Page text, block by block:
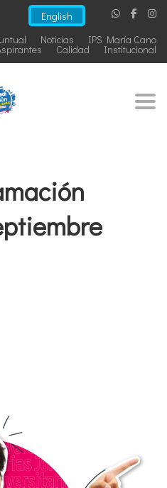
English
IPS María Cano
Noticias
Institucional
Calidad